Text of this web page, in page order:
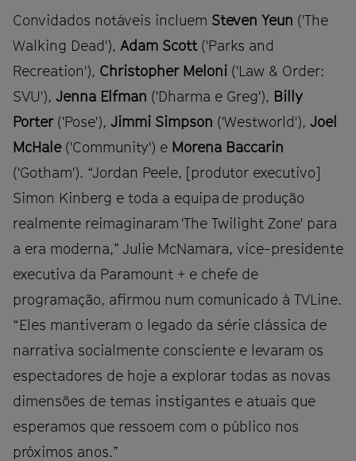
Convidados notáveis ​​incluem Steven Yeun ('The
Walking Dead'), Adam Scott ('Parks and
Recreation'), Christopher Meloni ('Law & Order:
SVU'), Jenna Elfman ('Dharma e Greg'), Billy
Porter('Pose'), Jimmi Simpson ('Westworld'), Joel
McHale ('Community') e Morena Baccarin
('Gotham'). “Jordan Peele, [produtor executivo]
Simon Kinberg e toda a equipa de produção
realmente reimaginaram 'The Twilight Zone' para
a era moderna,” Julie McNamara, vice-presidente
executiva da Paramount + e chefe de
programação, afirmou num comunicado à TVLine.
“Eles mantiveram o legado da série clássica de
narrativa socialmente consciente e levaram os
espectadores de hoje a explorar todas as novas
dimensões de temas instigantes e atuais que
esperamos que ressoem com o público nos
próximos anos.”